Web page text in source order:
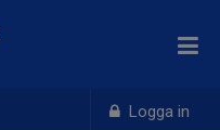
Logga in